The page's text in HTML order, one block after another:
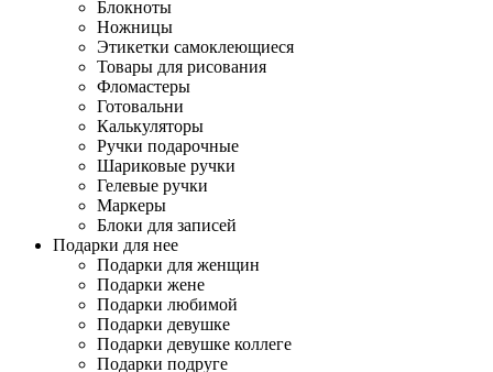
Блокноты
Ножницы
Этикетки самоклеющиеся
Товары для рисования
Фломастеры
Готовальни
Калькуляторы
Ручки подарочные
Шариковые ручки
Гелевые ручки
Маркеры
Блоки для записей
Подарки для нее
Подарки для женщин
Подарки жене
Подарки любимой
Подарки девушке
Подарки девушке коллеге
Подарки подруге